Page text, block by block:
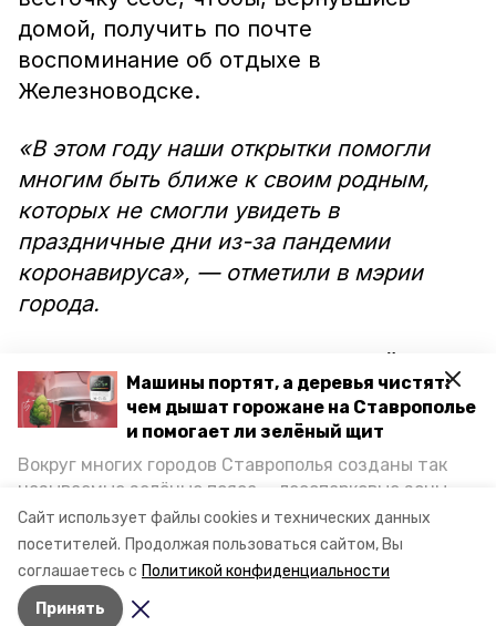
Сайт использует файлы cookies и технических данных
посетителей. Продолжая пользоваться сайтом, Вы
соглашаетесь с Политикой конфиденциальности
Принять
Машины портят, а деревья чистят:
чем дышат горожане на Ставрополье
и помогает ли зелёный щит
Вокруг многих городов Ставрополья созданы так
называемые зелёные пояса — лесопарковые зоны,
снижающие негативное воздействие выхлопных
газов на атмосферу. Справляются ли они с
постоянно растущим потоком автотранспорта и
каким воздухом дышат жители края, узнала
корреспондент «Победы26».
домой, получить по почте
воспоминание об отдыхе в
Железноводске.
«В этом году наши открытки помогли
многим быть ближе к своим родным,
которых не смогли увидеть в
праздничные дни из-за пандемии
коронавируса», — отметили в мэрии
города.
Тем временем на 30-ти тысячной
открытке в Железноводске
останавливаться не намерены.
Курортная почта будет работать до 20
января 2021 года.
Фото: администрация Железноводска
Авторы: Ольга Дьякова